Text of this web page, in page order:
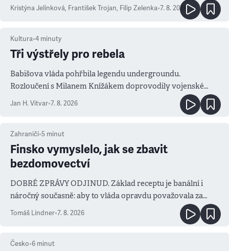
Kristýna Jelínková, František Trojan, Filip Zelenka•7. 8. 2026
Kultura•4 minuty
Tři výstřely pro rebela
Babišova vláda pohřbila legendu undergroundu.
Rozloučení s Milanem Knížákem doprovodily vojenské
salvy i kritika pokrokářů
Jan H. Vitvar•7. 8. 2026
Zahraničí•5 minut
Finsko vymyslelo, jak se zbavit
bezdomovectví
DOBRÉ ZPRÁVY ODJINUD. Základ receptu je banální i
náročný současně: aby to vláda opravdu považovala za
prioritu
Tomáš Lindner•7. 8. 2026
Česko•6 minut